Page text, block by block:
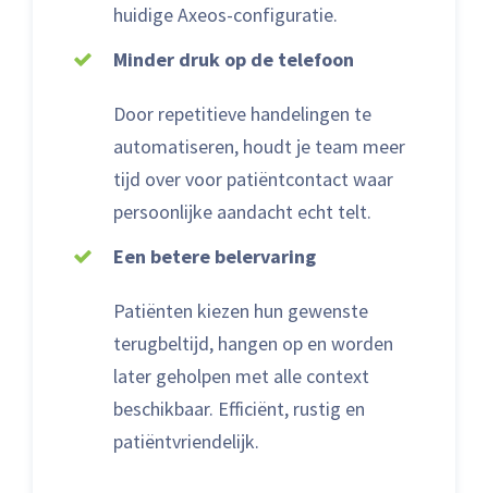
huidige Axeos-configuratie.
Minder druk op de telefoon
Door repetitieve handelingen te
automatiseren, houdt je team meer
tijd over voor patiëntcontact waar
persoonlijke aandacht echt telt.
Een betere belervaring
Patiënten kiezen hun gewenste
terugbeltijd, hangen op en worden
later geholpen met alle context
beschikbaar. Efficiënt, rustig en
patiëntvriendelijk.